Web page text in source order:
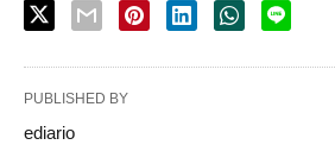
PUBLISHED BY
ediario